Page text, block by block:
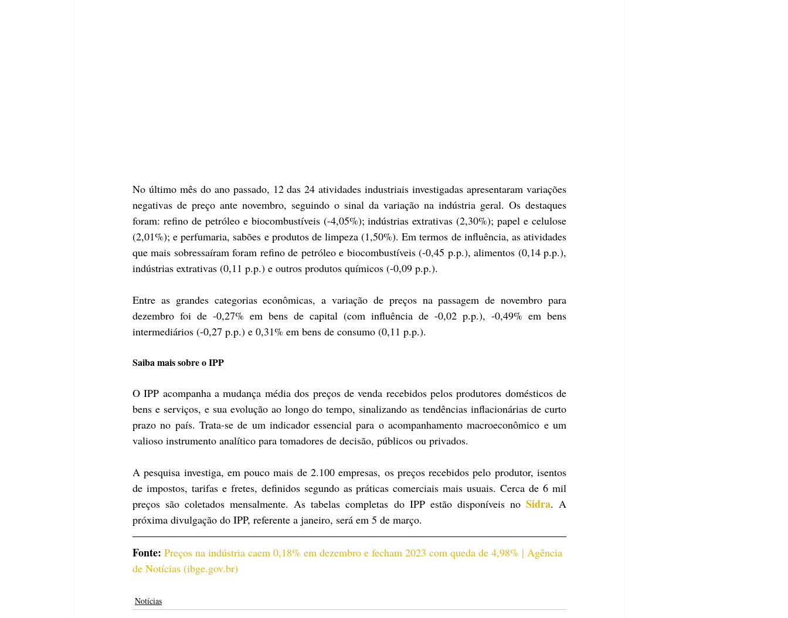
No último mês do ano passado, 12 das 24 atividades industriais investigadas apresentaram variações
negativas de preço ante novembro, seguindo o sinal da variação na indústria geral. Os destaques
foram: refino de petróleo e biocombustíveis (-4,05%); indústrias extrativas (2,30%); papel e celulose
(2,01%); e perfumaria, sabões e produtos de limpeza (1,50%). Em termos de influência, as atividades
que mais sobressaíram foram refino de petróleo e biocombustíveis (-0,45 p.p.), alimentos (0,14 p.p.),
indústrias extrativas (0,11 p.p.) e outros produtos químicos (-0,09 p.p.).
Entre as grandes categorias econômicas, a variação de preços na passagem de novembro para
dezembro foi de -0,27% em bens de capital (com influência de -0,02 p.p.), -0,49% em bens
intermediários (-0,27 p.p.) e 0,31% em bens de consumo (0,11 p.p.).
Saiba mais sobre o IPP
O IPP acompanha a mudança média dos preços de venda recebidos pelos produtores domésticos de
bens e serviços, e sua evolução ao longo do tempo, sinalizando as tendências inflacionárias de curto
prazo no país. Trata-se de um indicador essencial para o acompanhamento macroeconômico e um
valioso instrumento analítico para tomadores de decisão, públicos ou privados.
A pesquisa investiga, em pouco mais de 2.100 empresas, os preços recebidos pelo produtor, isentos
de impostos, tarifas e fretes, definidos segundo as práticas comerciais mais usuais. Cerca de 6 mil
preços são coletados mensalmente. As tabelas completas do IPP estão disponíveis no Sidra. A
próxima divulgação do IPP, referente a janeiro, será em 5 de março.
Fonte: Preços na indústria caem 0,18% em dezembro e fecham 2023 com queda de 4,98% | Agência
de Notícias (ibge.gov.br)
Notícias